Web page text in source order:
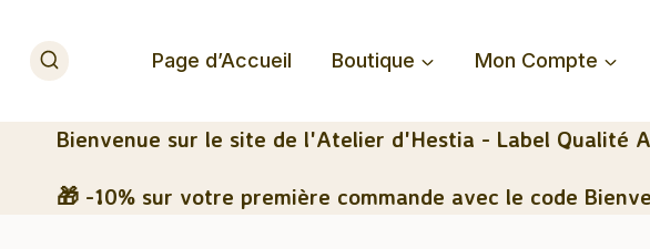
contenu
Page d’Accueil Boutique Mon Compte
Bienvenue sur le site de l'Atelier d'Hestia - Label Qualité
🎁 -10% sur votre première commande avec le code